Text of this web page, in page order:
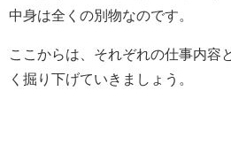
中身は全くの別物なのです。
ここからは、それぞれの仕事内容
く掘り下げていきましょう。